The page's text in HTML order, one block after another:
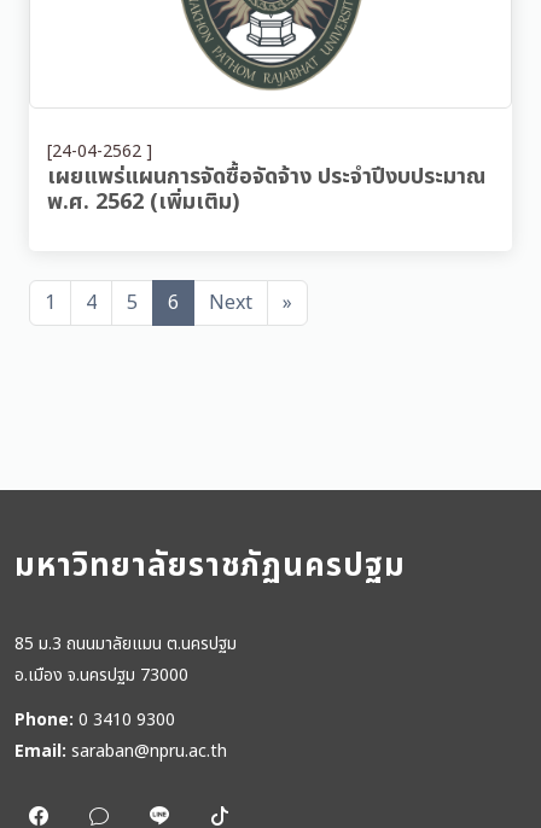
[24-04-2562 ]
เผยแพร่แผนการจัดซื้อจัดจ้าง ประจำปีงบประมาณ
พ.ศ. 2562 (เพิ่มเติม)
1 4 5 6 Next »
มหาวิทยาลัยราชภัฏนครปฐม
85 ม.3 ถนนมาลัยแมน ต.นครปฐม
อ.เมือง จ.นครปฐม 73000
Phone: 0 3410 9300
Email: saraban@npru.ac.th